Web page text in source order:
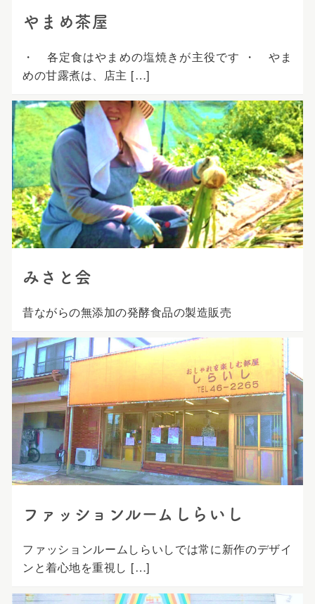
やまめ茶屋
・ 各定食はやまめの塩焼きが主役です ・ やま
めの甘露煮は、店主 […]
みさと会
昔ながらの無添加の発酵食品の製造販売
ファッションルームしらいし
ファッションルームしらいしでは常に新作のデザイ
ンと着心地を重視し […]